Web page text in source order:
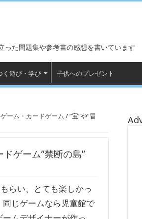
た問題集や参考書の感想を書いています
く遊び・学び 子供へのプレゼント
ーム・カードゲーム /”宝”や”冒
ゲーム”禁断の島”
らい、とても楽しかっ
じゲームなら児童館で